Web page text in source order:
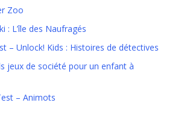
Zoo
: L’île des Naufragés
– Unlock! Kids : Histoires de détectives
jeux de société pour un enfant à
– Animots